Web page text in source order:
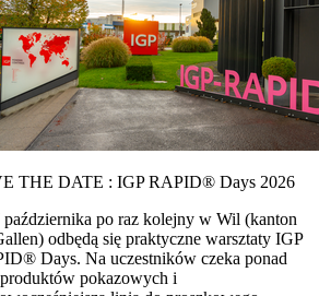
THE DATE : IGP RAPID® Days 2026
października po raz kolejny w Wil (kanton
odbędą się praktyczne warsztaty IGP
Days. Na uczestników czeka ponad
pokazowych i